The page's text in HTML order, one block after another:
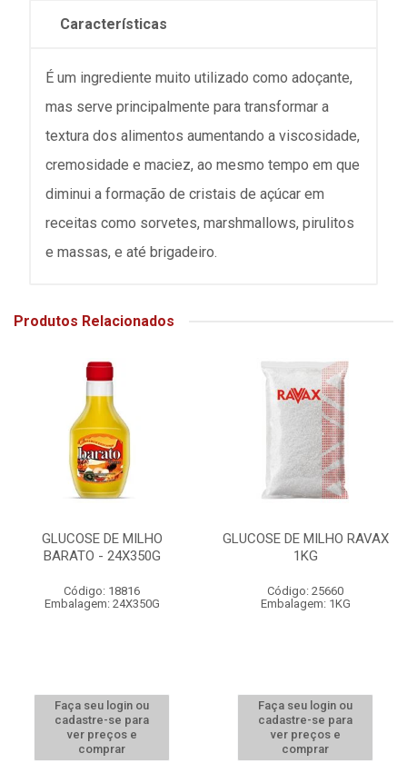
Características
É um ingrediente muito utilizado como adoçante,
mas serve principalmente para transformar a
textura dos alimentos aumentando a viscosidade,
cremosidade e maciez, ao mesmo tempo em que
diminui a formação de cristais de açúcar em
receitas como sorvetes, marshmallows, pirulitos
e massas, e até brigadeiro.
Produtos Relacionados
GLUCOSE DE MILHO
BARATO - 24X350G
Código: 18816
Embalagem: 24X350G
Faça seu login ou
cadastre-se para
ver preços e
comprar
GLUCOSE DE MILHO RAVAX
1KG
Código: 25660
Embalagem: 1KG
Faça seu login ou
cadastre-se para
ver preços e
comprar